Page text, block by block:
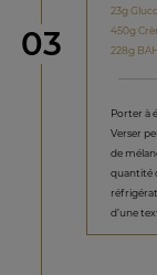
étape
03
23g
450g
228g
Porter à
Verser
de
quantité
d’une